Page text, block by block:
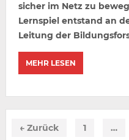
sicher im Netz zu
Lernspiel entstand an
Leitung der
MEHR LESEN
← Zurück 1 …